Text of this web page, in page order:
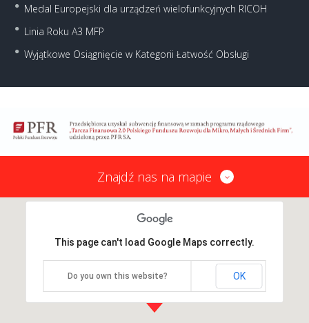
Medal Europejski dla urządzeń wielofunkcyjnych RICOH
Linia Roku A3 MFP
Wyjątkowe Osiągnięcie w Kategorii Łatwość Obsługi
Znajdź nas na mapie
This page can't load Google Maps correctly.
Do you own this website? OK